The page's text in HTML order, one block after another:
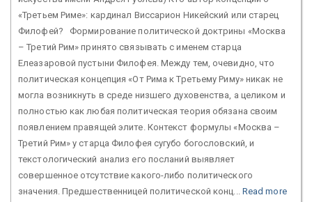
«Третьем Риме»: кардинал Виссарион Никейский или старец
Филофей? Формирование политической доктрины «Москва
– Третий Рим» принято связывать с именем старца
Елеазаровой пустыни Филофея. Между тем, очевидно, что
политическая концепция «От Рима к Третьему Риму» никак не
могла возникнуть в среде низшего духовенства, а целиком и
полностью как любая политическая теория обязана своим
появлением правящей элите. Контекст формулы «Москва –
Третий Рим» у старца Филофея сугубо богословский, и
текстологический анализ его посланий выявляет
совершенное отсутствие какого-либо политического
значения. Предшественницей политической конц... Read more